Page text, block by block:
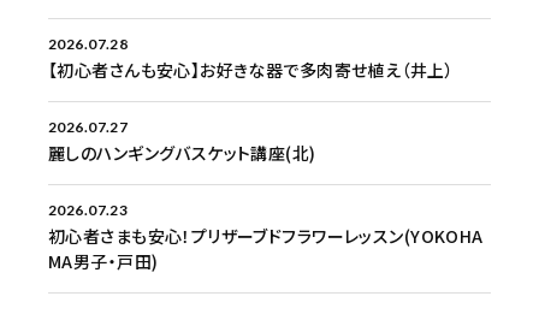
2026.07.28
【初心者さんも安心】お好きな器で多肉寄せ植え（井上）
2026.07.27
麗しのハンギングバスケット講座(北)
2026.07.23
初心者さまも安心！プリザーブドフラワーレッスン(YOKOHA
MA男子・戸田)